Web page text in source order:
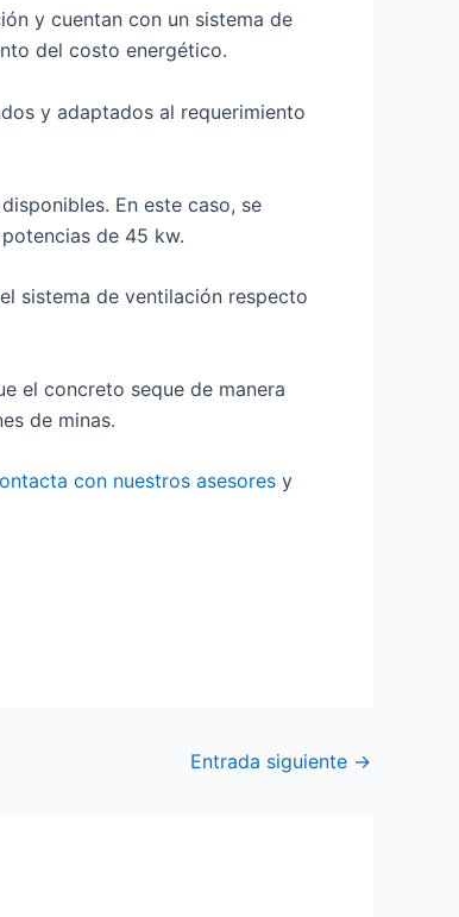
y cuentan con un sistema de
del costo energético.
y adaptados al requerimiento
En este caso, se
de 45 kw.
sistema de ventilación respecto
el concreto seque de manera
de minas.
con nuestros asesores y
Entrada siguiente →